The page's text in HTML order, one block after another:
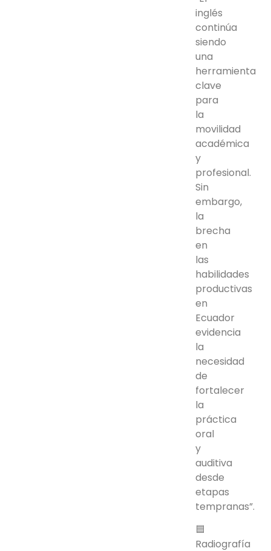
inglés
continúa
siendo
una
herramienta
clave
para
la
movilidad
académica
y
profesional.
Sin
embargo,
la
brecha
en
las
habilidades
productivas
en
Ecuador
evidencia
la
necesidad
de
fortalecer
la
práctica
oral
y
auditiva
desde
etapas
tempranas”.
🟦
Radiografía